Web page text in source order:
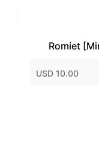
Romiet
USD 10.00